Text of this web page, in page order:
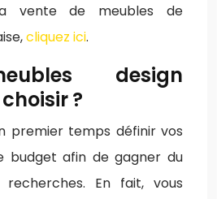
vente de meubles de
cliquez ici.
design
?
premier temps définir vos
afin de gagner du
En fait, vous